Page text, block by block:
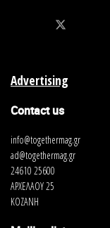
Advertising
Contact us
info@togethermag.gr
ad@togethermag.gr
24610 25600
ΑΡΧΕΛΑΟΥ 25
ΚΟΖΑΝΗ